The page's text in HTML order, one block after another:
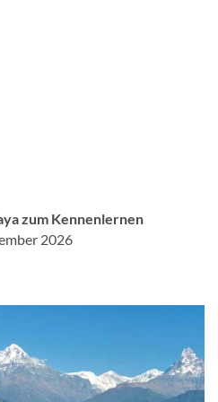
zum Kennenlernen
2026